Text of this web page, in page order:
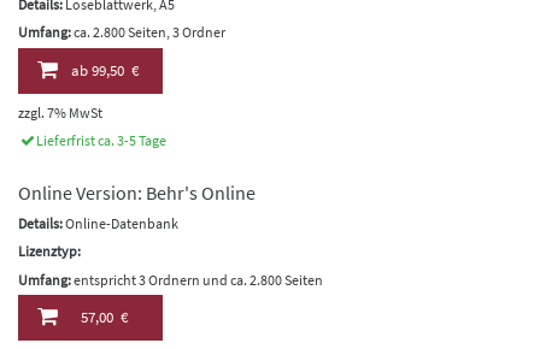
Details: Loseblattwerk, A5
Umfang:ca. 2.800 Seiten, 3 Ordner
ab99,50 €
zzgl. 7% MwSt
Lieferfrist ca. 3-5 Tage
Online Version: Behr's Online
Details:Online-Datenbank
Lizenztyp:
Umfang:entspricht 3 Ordnern und ca. 2.800 Seiten
57,00 €